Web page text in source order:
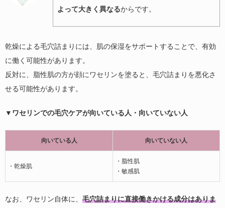
よって大きく異なるからです。
乾燥による毛穴詰まりには、肌の保湿をサポートすることで、有効
に働く可能性があります。
反対に、脂性肌の方が顔にワセリンを塗ると、毛穴詰まりを悪化さ
せる可能性があります。
▼ワセリンでの毛穴ケアが向いている人・向いていない人
向いている人 向いていない人
・乾燥肌
・脂性肌
・敏感肌
なお、ワセリン自体に、 毛穴詰まりに直接働きかける成分はありま